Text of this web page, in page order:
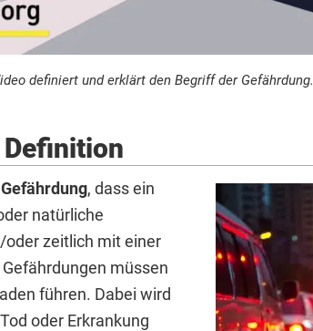
definiert und erklärt den Begriff der Gefährdung.
Definition
Gefährdung, dass ein
natürliche
zeitlich mit einer
müssen
führen. Dabei wird
oder Erkrankung